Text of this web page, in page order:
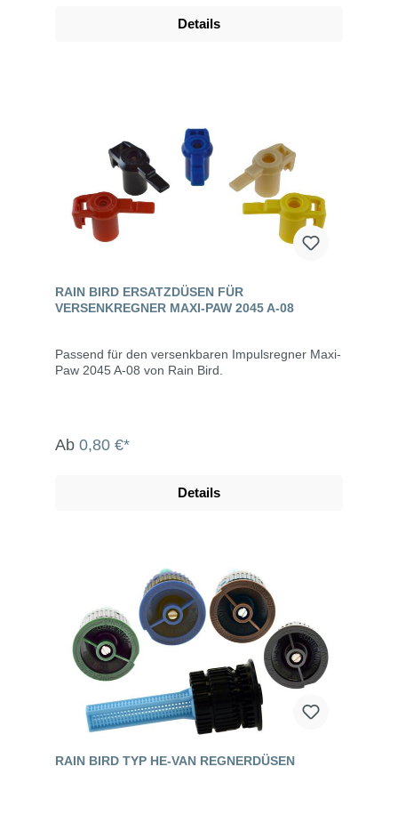
Details
RAIN BIRD ERSATZDÜSEN FÜR
VERSENKREGNER MAXI-PAW 2045 A-08
Passend für den versenkbaren Impulsregner Maxi-
Paw 2045 A-08 von Rain Bird.
Ab 0,80 €*
Details
RAIN BIRD TYP HE-VAN REGNERDÜSEN